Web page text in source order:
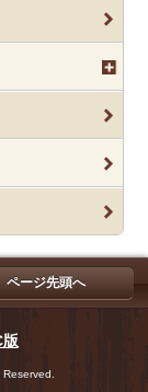
ページ先頭へ
版
Reserved.